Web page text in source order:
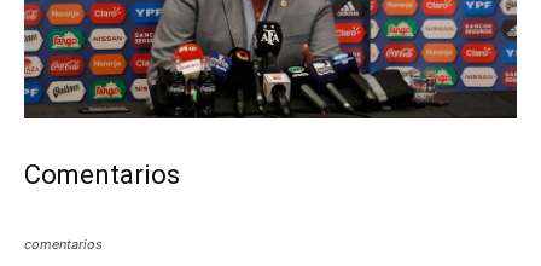
Comentarios
comentarios